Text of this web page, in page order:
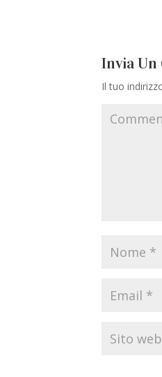
Invia Un
Il tuo